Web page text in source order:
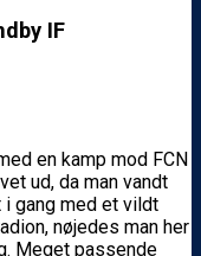
IF
en kamp mod FCN
ud, da man vandt
gang med et vildt
nøjedes man her
Meget passende